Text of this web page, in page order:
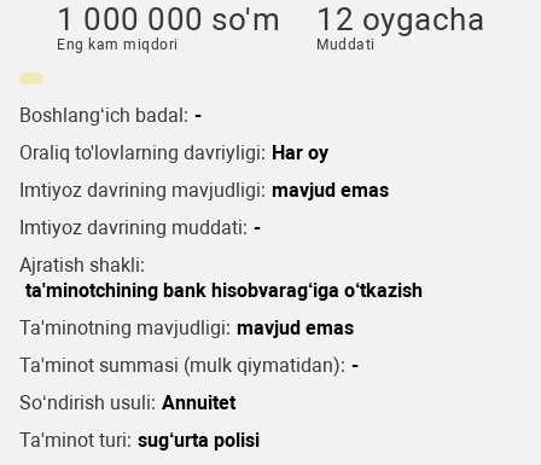
1 000 000 so'm
Eng kam miqdori
12 oygacha
Muddati
Boshlang‘ich badal: -
Oraliq to'lovlarning davriyligi: Har oy
Imtiyoz davrining mavjudligi: mavjud emas
Imtiyoz davrining muddati: -
Ajratish shakli:
ta'minotchining bank hisobvarag‘iga o‘tkazish
Ta'minotning mavjudligi: mavjud emas
Ta'minot summasi (mulk qiymatidan): -
So‘ndirish usuli: Annuitet
Ta'minot turi: sug‘urta polisi